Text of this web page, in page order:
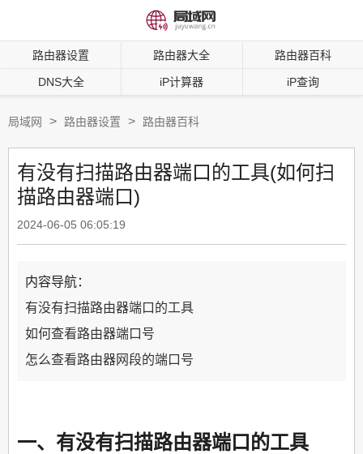
路由器设置 路由器大全 路由器百科
DNS大全 iP计算器 iP查询
局域网 > 路由器设置 > 路由器百科
有没有扫描路由器端口的工具(如何扫
描路由器端口)
2024-06-05 06:05:19
内容导航：
有没有扫描路由器端口的工具
如何查看路由器端口号
怎么查看路由器网段的端口号
一、有没有扫描路由器端口的工具